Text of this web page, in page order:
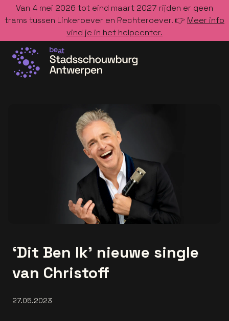
Van 4 mei 2026 tot eind maart 2027 rijden er geen
trams tussen Linkeroever en Rechteroever. 👉 Meer info
vind je in het helpcenter.
‘Dit Ben Ik’ nieuwe single
van Christoff
27.05.2023